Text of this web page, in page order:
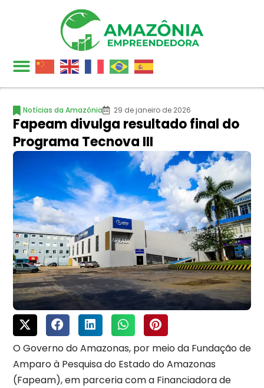
Notícias da Amazônia 29 de janeiro de 2026
Fapeam divulga resultado final do
Programa Tecnova III
O Governo do Amazonas, por meio da Fundação de
Amparo à Pesquisa do Estado do Amazonas
(Fapeam), em parceria com a Financiadora de